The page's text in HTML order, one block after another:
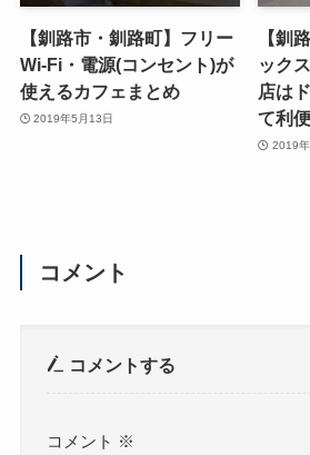
【釧路市・釧路町】フリー
Wi-Fi・電源(コンセント)が
使えるカフェまとめ
2019年5月13日
【釧
ック
店は
て利
2019
コメント
コメントする
コメント ※